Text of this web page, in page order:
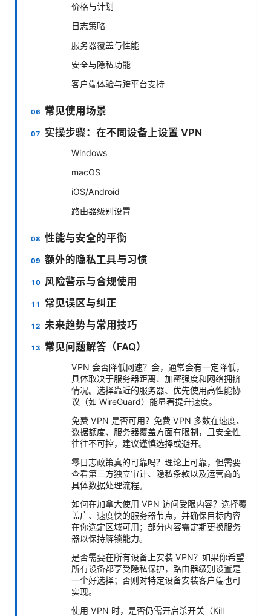
价格与计划
日志策略
服务器覆盖与性能
安全与隐私功能
客户端体验与跨平台支持
常见使用场景
实操步骤：在不同设备上设置 VPN
Windows
macOS
iOS/Android
路由器级别设置
性能与安全的平衡
额外的隐私工具与习惯
风险警示与合规使用
常见误区与纠正
未来趋势与常用技巧
常见问题解答（FAQ）
VPN 会否降低网速？会，通常会有一定降低，
具体取决于服务器距离、加密强度和网络拥挤
情况。选择靠近的服务器、优先使用高性能协
议（如 WireGuard）能显著提升速度。
免费 VPN 是否可用？免费 VPN 多数在速度、
数据额度、服务器覆盖方面有限制，且安全性
往往不可控，建议谨慎选择或避开。
零日志政策真的可靠吗？理论上可靠，但需要
查看第三方独立审计、隐私条款以及运营商的
具体数据处理流程。
如何在加拿大使用 VPN 访问受限内容？选择覆
盖广、速度快的服务器节点，并确保目标内容
在你选定区域可用；部分内容需定期更换服务
器以保持解锁能力。
是否需要在所有设备上安装 VPN？如果你希望
所有设备都享受隐私保护，路由器级别设置是
一个好选择；否则对特定设备安装客户端也可
实现。
使用 VPN 时，是否仍需开启杀开关（Kill